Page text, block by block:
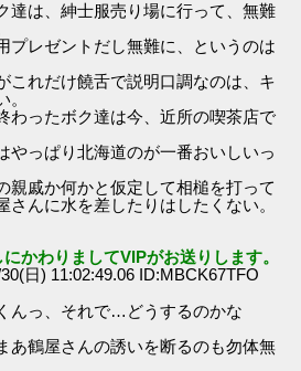
達は、紳士服売り場に行って、無難
プレゼントだし無難に、というのは
これだけ饒舌で説明口調なのは、キ
。
わったボク達は今、近所の喫茶店で
やっぱり北海道のが一番おいしいっ
親戚か何かと仮定して相槌を打って
さんに水を差したりはしたくない。
かわりましてVIPがお送りします。
日) 11:02:49.06 ID:MBCK67TFO
んっ、それで…どうするのかな
鶴屋さんの誘いを断るのも勿体無